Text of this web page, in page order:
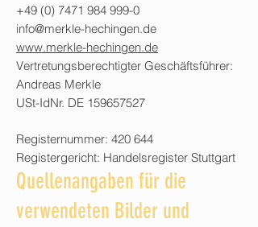
+49 (0) 7471 984 999-0
info@merkle-hechingen.de
www.merkle-hechingen.de
Vertretungsberechtigter Geschäftsführer:
Andreas Merkle
USt-IdNr. DE 159657527
Registernummer: 420 644
Registergericht: Handelsregister Stuttgart
Quellenangaben für die
verwendeten Bilder und